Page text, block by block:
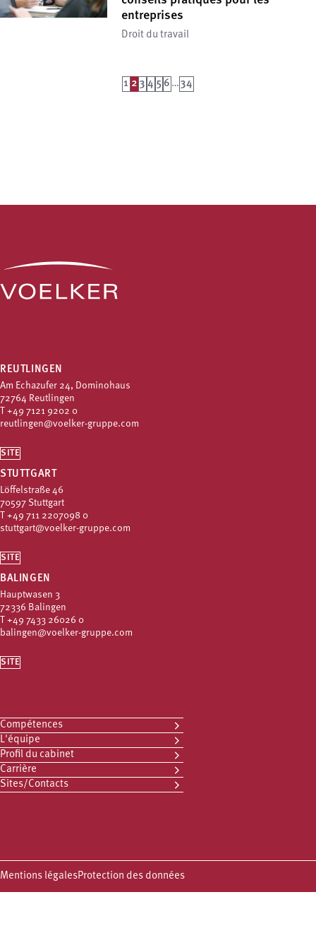
entreprises
Droit du travail
1 2 3 4 5 6 … 34
REUTLINGEN
Am Echazufer 24, Dominohaus
72764 Reutlingen
T +49 7121 9202 0
reutlingen@voelker-gruppe.com
SITE
STUTTGART
Löffelstraße 46
70597 Stuttgart
T +49 711 2207098 0
stuttgart@voelker-gruppe.com
SITE
BALINGEN
Hauptwasen 3
72336 Balingen
T +49 7433 26026 0
balingen@voelker-gruppe.com
SITE
Compétences
L'équipe
Profil du cabinet
Carrière
Sites/Contacts
Mentions légalesProtection des données